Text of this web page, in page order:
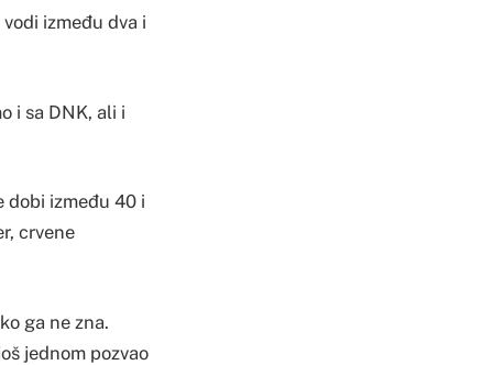
između dva i
i sa DNK, ali i
dobi između 40 i
crvene
ga ne zna.
jednom pozvao